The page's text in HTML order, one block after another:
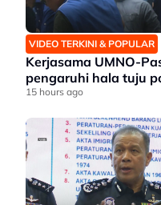
VIDEO TERKINI & POPULAR
Kerjasama UMNO-
pengaruhi hala tuju
15 hours ago